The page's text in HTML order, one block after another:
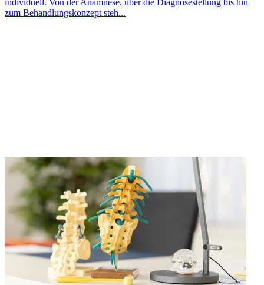
zum Behandlungskonzept steh...